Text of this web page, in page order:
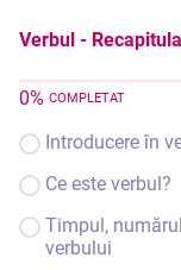
Verbul -
0% COMPLETAT
Introducere în
Ce este verbul?
Timpul,
verbului
Verbul -